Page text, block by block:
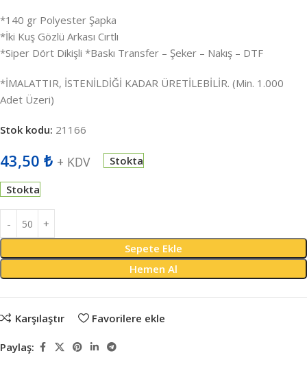
*140 gr Polyester Şapka
*İki Kuş Gözlü Arkası Cırtlı
*Siper Dört Dikişli *Baskı Transfer – Şeker – Nakış – DTF
*İMALATTIR, İSTENİLDİĞİ KADAR ÜRETİLEBİLİR. (Min. 1.000
Adet Üzeri)
Stok kodu: 21166
43,50 ₺ + KDV Stokta
Stokta
Sepete Ekle
Hemen Al
Karşılaştır Favorilere ekle
Paylaş: